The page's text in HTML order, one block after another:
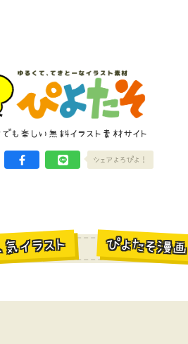
も楽しい無料イラスト素材サイト
シェアよろぴよ！
イラスト ぴよたそ漫画